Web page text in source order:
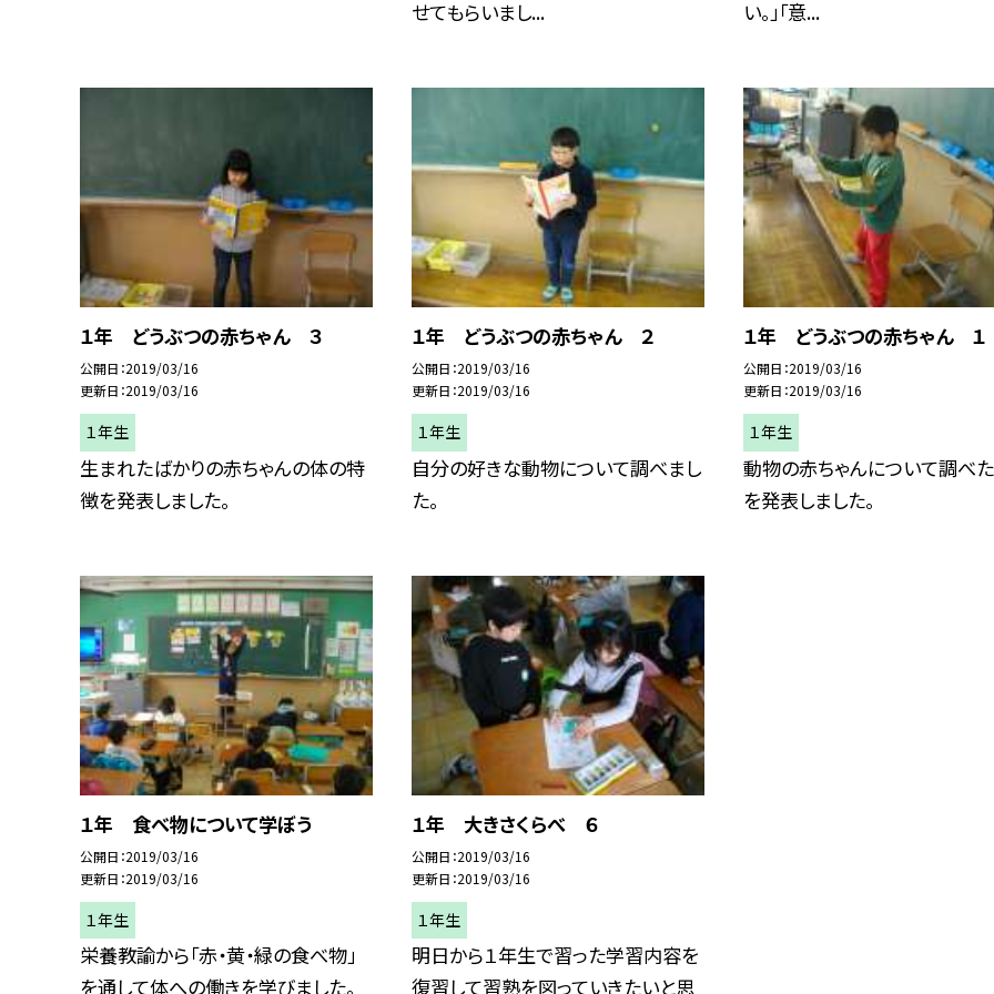
せてもらいまし... い。」「意...
１年 どうぶつの赤ちゃん ３
公開日 2019/03/16
更新日 2019/03/16
１年生
生まれたばかりの赤ちゃんの体の特
徴を発表しました。
１年 どうぶつの赤ちゃん ２
公開日 2019/03/16
更新日 2019/03/16
１年生
自分の好きな動物について調べまし
た。
１年 どうぶつの赤ちゃん １
公開日 2019/03/16
更新日 2019/03/16
１年生
動物の赤ちゃんについて調べ
を発表しました。
１年 食べ物について学ぼう
公開日 2019/03/16
更新日 2019/03/16
１年生
栄養教諭から「赤・黄・緑の食べ物」
を通して体への働きを学びました。
１年 大きさくらべ ６
公開日 2019/03/16
更新日 2019/03/16
１年生
明日から１年生で習った学習内容を
復習して習熟を図っていきたいと思